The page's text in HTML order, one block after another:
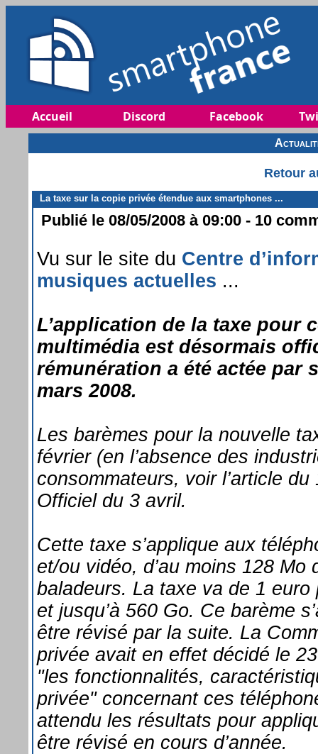
Accueil Discord Facebook
Retour
La taxe sur la copie privée étendue aux smartphones ...
Publié le 08/05/2008 à 09:00 - 10
Vu sur le site du Centre
musiques actuelles ...
L’application de la taxe pour
multimédia est désormais
rémunération a été actée
mars 2008.
Les barèmes pour la nouvelle
février (en l’absence des
consommateurs, voir l’article
Officiel du 3 avril.
Cette taxe s’applique aux
et/ou vidéo, d’au moins 128
baladeurs. La taxe va de 1
et jusqu’à 560 Go. Ce barème
être révisé par la suite. La
privée avait en effet décidé le
"les fonctionnalités,
privée" concernant ces
attendu les résultats pour
être révisé en cours d’année.